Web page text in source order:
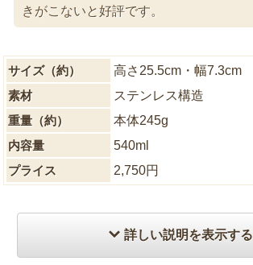
きがこないと好評です。
サイズ（約）
高さ25.5cm・幅7.3cm
素材
ステンレス構造
重量（約）
本体245g
内容量
540ml
プライス
2,750円
詳しい説明を表示する